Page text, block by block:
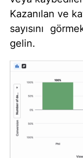
Kazanılan ve
sayısını
gelin.